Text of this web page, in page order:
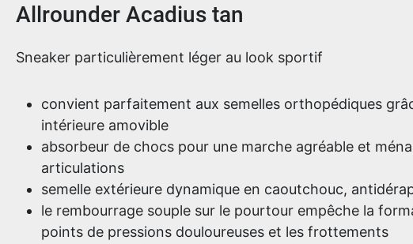
Informations sur le produit
Allrounder Acadius tan
Sneaker particulièrement léger au look sportif
convient parfaitement aux semelles orthopédiques
intérieure amovible
absorbeur de chocs pour une marche agréable et
articulations
semelle extérieure dynamique en caoutchouc,
le rembourrage souple sur le pourtour empêche la
points de pressions douloureuses et les frottements